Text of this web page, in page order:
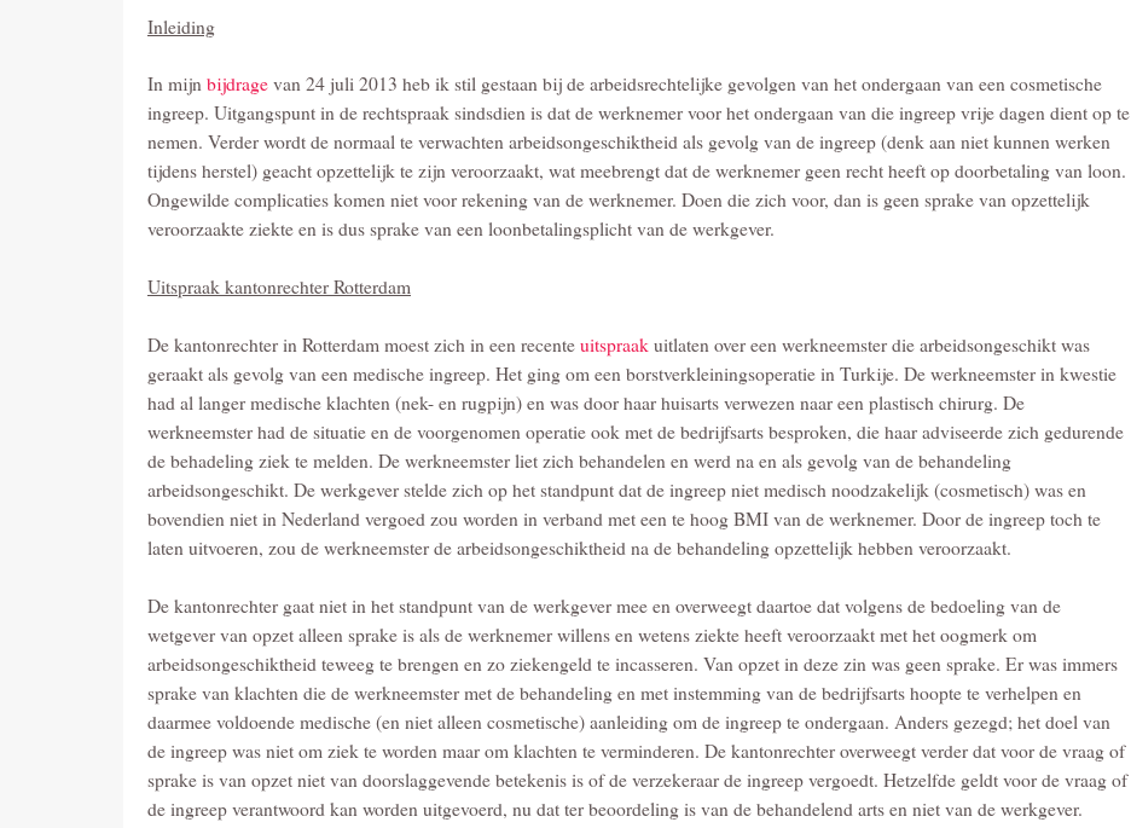
Inleiding
In mijn bijdrage van 24 juli 2013 heb ik stil gestaan bij de arbeidsrechtelijke gevolgen van het ondergaan van een cosmetische
ingreep. Uitgangspunt in de rechtspraak sindsdien is dat de werknemer voor het ondergaan van die ingreep vrije dagen dient op te
nemen. Verder wordt de normaal te verwachten arbeidsongeschiktheid als gevolg van de ingreep (denk aan niet kunnen werken
tijdens herstel) geacht opzettelijk te zijn veroorzaakt, wat meebrengt dat de werknemer geen recht heeft op doorbetaling van loon.
Ongewilde complicaties komen niet voor rekening van de werknemer. Doen die zich voor, dan is geen sprake van opzettelijk
veroorzaakte ziekte en is dus sprake van een loonbetalingsplicht van de werkgever.
Uitspraak kantonrechter Rotterdam
De kantonrechter in Rotterdam moest zich in een recente uitspraak uitlaten over een werkneemster die arbeidsongeschikt was
geraakt als gevolg van een medische ingreep. Het ging om een borstverkleiningsoperatie in Turkije. De werkneemster in kwestie
had al langer medische klachten (nek- en rugpijn) en was door haar huisarts verwezen naar een plastisch chirurg. De
werkneemster had de situatie en de voorgenomen operatie ook met de bedrijfsarts besproken, die haar adviseerde zich gedurende
de behadeling ziek te melden. De werkneemster liet zich behandelen en werd na en als gevolg van de behandeling
arbeidsongeschikt. De werkgever stelde zich op het standpunt dat de ingreep niet medisch noodzakelijk (cosmetisch) was en
bovendien niet in Nederland vergoed zou worden in verband met een te hoog BMI van de werknemer. Door de ingreep toch te
laten uitvoeren, zou de werkneemster de arbeidsongeschiktheid na de behandeling opzettelijk hebben veroorzaakt.
De kantonrechter gaat niet in het standpunt van de werkgever mee en overweegt daartoe dat volgens de bedoeling van de
wetgever van opzet alleen sprake is als de werknemer willens en wetens ziekte heeft veroorzaakt met het oogmerk om
arbeidsongeschiktheid teweeg te brengen en zo ziekengeld te incasseren. Van opzet in deze zin was geen sprake. Er was immers
sprake van klachten die de werkneemster met de behandeling en met instemming van de bedrijfsarts hoopte te verhelpen en
daarmee voldoende medische (en niet alleen cosmetische) aanleiding om de ingreep te ondergaan. Anders gezegd; het doel van
de ingreep was niet om ziek te worden maar om klachten te verminderen. De kantonrechter overweegt verder dat voor de vraag of
sprake is van opzet niet van doorslaggevende betekenis is of de verzekeraar de ingreep vergoedt. Hetzelfde geldt voor de vraag of
de ingreep verantwoord kan worden uitgevoerd, nu dat ter beoordeling is van de behandelend arts en niet van de werkgever.